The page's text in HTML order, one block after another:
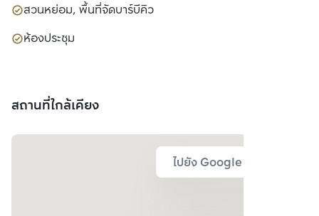
สวนหย่อม, พื้นที่จัดบาร์บีคิว
ห้องประชุม
สถานที่ใกล้เคียง
ไปยัง Google Map